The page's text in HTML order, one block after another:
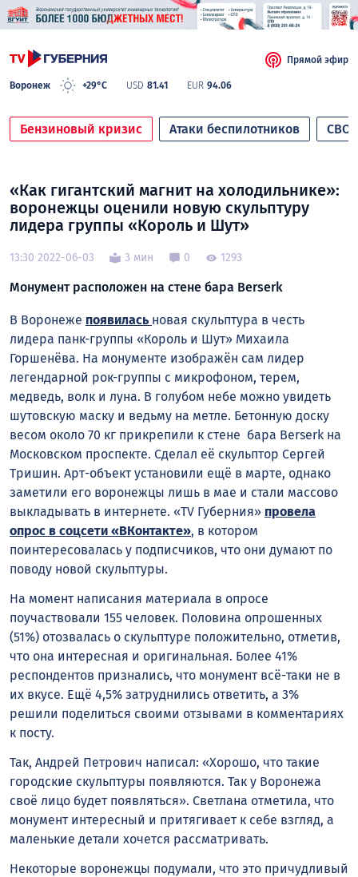
Воронеж +29°C USD 81.41 EUR 94.06
Прямой эфир
Бензиновый кризис Атаки беспилотников СВО
«Как гигантский магнит на холодильнике»:
воронежцы оценили новую скульптуру
лидера группы «Король и Шут»
13:30 2022-06-03 3 мин 0 1293
Монумент расположен на стене бара Berserk
В Воронеже появилась новая скульптура в честь
лидера панк-группы «Король и Шут» Михаила
Горшенёва. На монументе изображён сам лидер
легендарной рок-группы с микрофоном, терем,
медведь, волк и луна. В голубом небе можно увидеть
шутовскую маску и ведьму на метле. Бетонную доску
весом около 70 кг прикрепили к стене бара Berserk на
Московском проспекте. Сделал её скульптор Сергей
Тришин. Арт-объект установили ещё в марте, однако
заметили его воронежцы лишь в мае и стали массово
выкладывать в интернете. «TV Губерния» провела
опрос в соцсети «ВКонтакте», в котором
поинтересовалась у подписчиков, что они думают по
поводу новой скульптуры.
На момент написания материала в опросе
поучаствовали 155 человек. Половина опрошенных
(51%) отозвалась о скульптуре положительно, отметив,
что она интересная и оригинальная. Более 41%
респондентов признались, что монумент всё-таки не в
их вкусе. Ещё 4,5% затруднились ответить, а 3%
решили поделиться своими отзывами в комментариях
к посту.
Так, Андрей Петрович написал: «Хорошо, что такие
городские скульптуры появляются. Так у Воронежа
своё лицо будет появляться». Светлана отметила, что
монумент интересный и притягивает к себе взгляд, а
маленькие детали хочется рассматривать.
Некоторые воронежцы подумали, что это причудливый